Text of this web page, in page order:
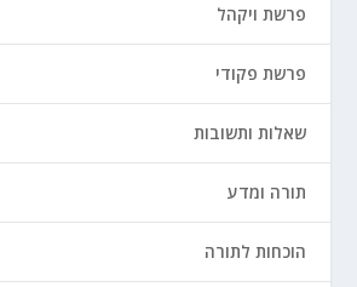
פרשת ויקהל
פרשת פקודי
שאלות ותשובות
תורה ומדע
הוכחות לתורה